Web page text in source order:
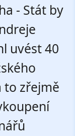
- Stát by
uvést 40
to zřejmě